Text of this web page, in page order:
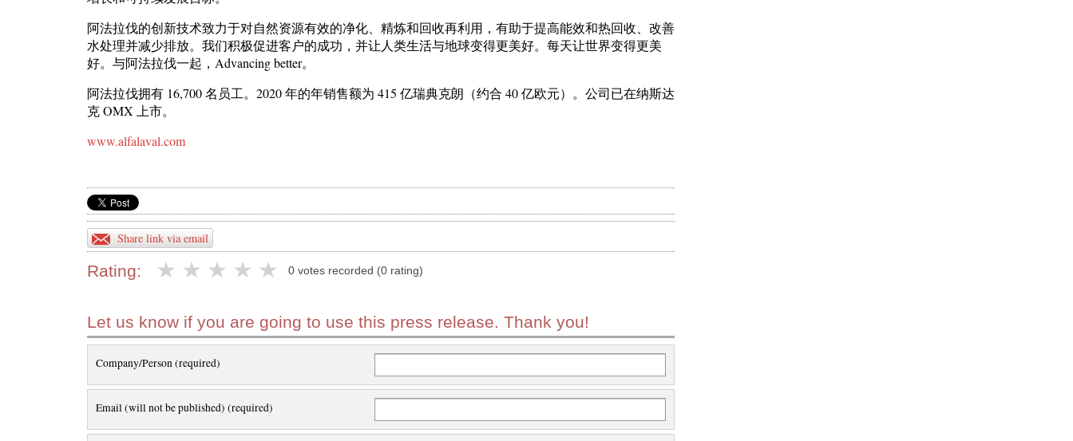
阿法拉伐的创新技术致力于对自然资源有效的净化、精炼和回收再利用，有助于提高能效和热回收、改善
水处理并减少排放。我们积极促进客户的成功，并让人类生活与地球变得更美好。每天让世界变得更美
好。与阿法拉伐一起，Advancing better。
阿法拉伐拥有 16,700 名员工。2020 年的年销售额为 415 亿瑞典克朗（约合 40 亿欧元）。公司已在纳斯达
克 OMX 上市。
www.alfalaval.com
Share link via email
Rating: 0 votes recorded (0 rating)
Let us know if you are going to use this press release. Thank you!
Company/Person (required)
Email (will not be published) (required)